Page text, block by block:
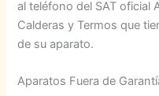
al teléfono del SAT oficial
Calderas y Termos que
de su aparato.
Aparatos Fuera de